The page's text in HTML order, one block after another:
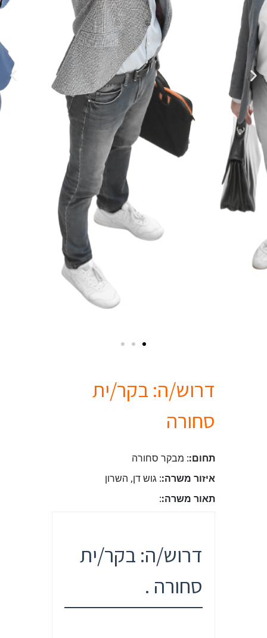
דרוש/ה: בקר/ית
סחורה
תחום:: מבקר סחורה
איזור משרה:: גוש דן, השרון
תאור משרה::
דרוש/ה: בקר/ית
סחורה .